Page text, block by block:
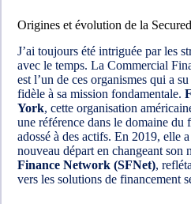
Origines et évolution de la
J’ai toujours été intriguée par les
avec le temps. La Commercial
est l’un de ces organismes qui a
fidèle à sa mission fondamentale.
York, cette organisation
une référence dans le domaine du
adossé à des actifs. En 2019, elle
nouveau départ en changeant son
Finance Network (SFNet),
vers les solutions de financement